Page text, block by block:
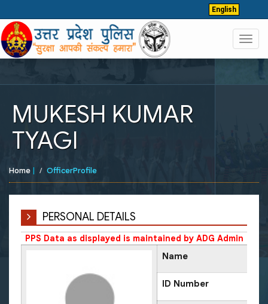
English
MUKESH KUMAR
TYAGI
Home | OfficerProfile
PERSONAL DETAILS
PPS Data as displayed is maintained by ADG Admin
Name
ID Number